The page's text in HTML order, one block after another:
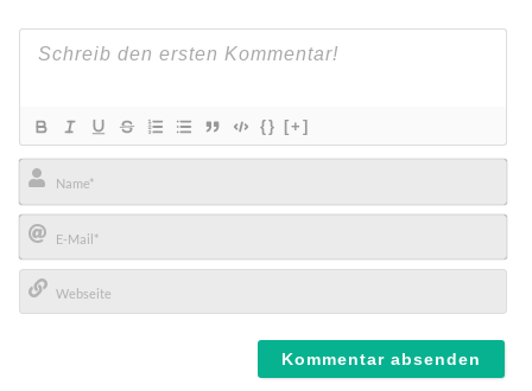
{} [+]
Name*
E-
Mail*